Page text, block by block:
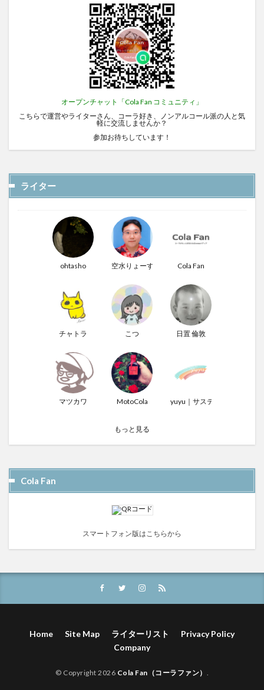
オープンチャット「Cola Fan コミュニティ」
こちらで運営やライターさん、コーラ好き、ノンアルコール派の人と気
軽に交流しませんか？
参加お待ちしています！
ライター
ohtasho 空水りょーすけ Cola Fan
チャトラ こつ 日置 倫敦
マツカワ MotoCola yuyu｜サステナぶる男
もっと見る
Cola Fan
スマートフォン版はこちらから
Home Site Map ライターリスト
Privacy Policy
Company
© Copyright 2026 Cola Fan（コーラファン） .